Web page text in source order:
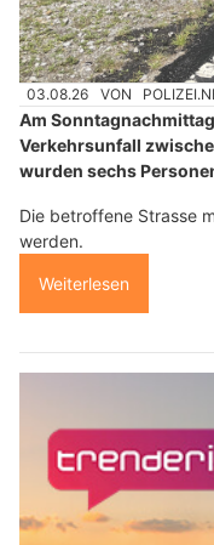
03.08.26 VON
Am
Verkehrsunfall
wurden sechs
Die betroffene Strasse
werden.
Weiterlesen